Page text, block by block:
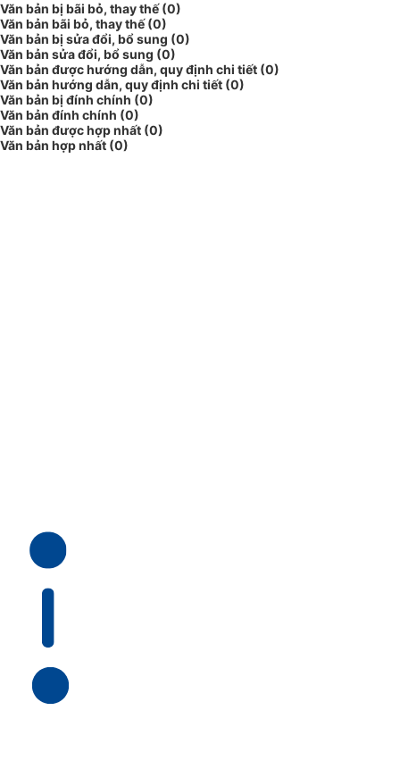
Văn bản bị bãi bỏ, thay thế (0)
Văn bản bãi bỏ, thay thế (0)
Văn bản bị sửa đổi, bổ sung (0)
Văn bản sửa đổi, bổ sung (0)
Văn bản được hướng dẫn, quy định chi tiết (0)
Văn bản hướng dẫn, quy định chi tiết (0)
Văn bản bị đính chính (0)
Văn bản đính chính (0)
Văn bản được hợp nhất (0)
Văn bản hợp nhất (0)